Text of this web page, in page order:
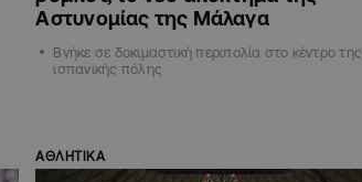
Αστυνομίας της Μάλαγα
Βγήκε σε δοκιμαστική περιπολία στο κέντρο της
ισπανικής πόλης
ΑΘΛΗΤΙΚΑ